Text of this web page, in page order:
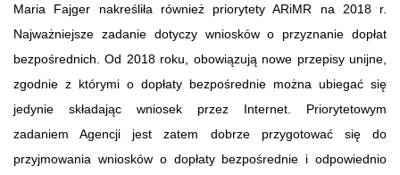
Maria Fajger nakreśliła również priorytety ARiMR na 2018 r.
Najważniejsze zadanie dotyczy wniosków o przyznanie dopłat
bezpośrednich. Od 2018 roku, obowiązują nowe przepisy unijne,
zgodnie z którymi o dopłaty bezpośrednie można ubiegać się
jedynie składając wniosek przez Internet. Priorytetowym
zadaniem Agencji jest zatem dobrze przygotować się do
przyjmowania wniosków o dopłaty bezpośrednie i odpowiednio